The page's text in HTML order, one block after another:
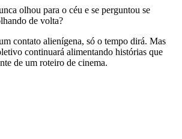
olhou para o céu e se perguntou se
de volta?
contato alienígena, só o tempo dirá. Mas
continuará alimentando histórias que
de um roteiro de cinema.